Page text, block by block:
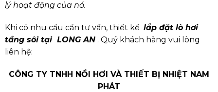
lý hoạt động của nó.
Khi có nhu cầu cần tư vấn, thiết kế lắp đặt lò hơi
tầng sôi tại LONG AN. Quý khách hàng vui lòng
liên hệ:
CÔNG TY TNHH NỒI HƠI VÀ THIẾT BỊ NHIỆT NAM
PHÁT